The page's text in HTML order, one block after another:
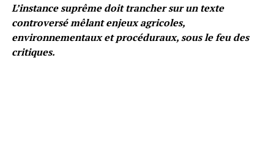
L’instance suprême doit trancher sur un texte
controversé mêlant enjeux agricoles,
environnementaux et procéduraux, sous le feu des
critiques.